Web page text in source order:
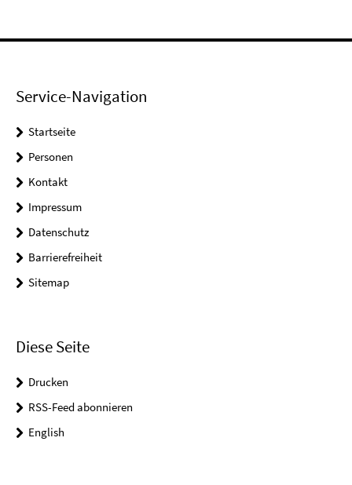
Service-Navigation
Startseite
Personen
Kontakt
Impressum
Datenschutz
Barrierefreiheit
Sitemap
Diese Seite
Drucken
RSS-Feed abonnieren
English